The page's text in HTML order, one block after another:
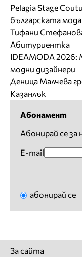
Pelagia Stage
българската мода
Тифани
Абитуриентка
IDEAMODA 2026:
модни дизайнери
Деница Малчева
Казанлък
Абонамент
Абонирай се
E-mail
абонирай се
За сайта